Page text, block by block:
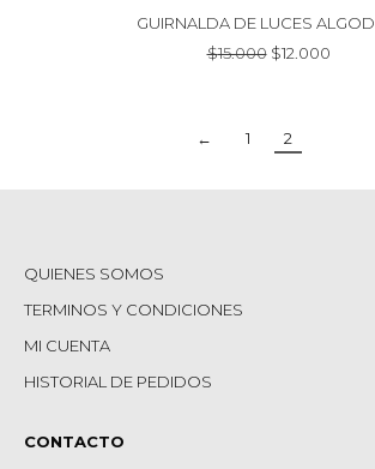
GUIRNALDA DE LUCES
$15.000 El
$15.000.
$12.000El
← 1 2
QUIENES SOMOS
TERMINOS Y CONDICIONES
MI CUENTA
HISTORIAL DE PEDIDOS
CONTACTO